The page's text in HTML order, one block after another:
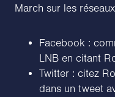
March sur les
Facebook :
LNB en citant
Twitter : citez
dans un tweet